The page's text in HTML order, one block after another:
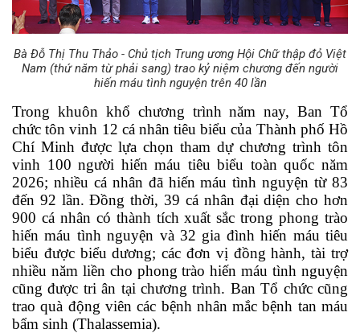
Bà Đỗ Thị Thu Thảo - Chủ tịch Trung ương Hội Chữ thập đỏ Việt
Nam (thứ năm từ phải sang) trao kỷ niệm chương đến người
hiến máu tình nguyện trên 40 lần
Trong khuôn khổ chương trình năm nay, Ban Tổ
chức tôn vinh 12 cá nhân tiêu biểu của Thành phố Hồ
Chí Minh được lựa chọn tham dự chương trình tôn
vinh 100 người hiến máu tiêu biểu toàn quốc năm
2026; nhiều cá nhân đã hiến máu tình nguyện từ 83
đến 92 lần. Đồng thời, 39 cá nhân đại diện cho hơn
900 cá nhân có thành tích xuất sắc trong phong trào
hiến máu tình nguyện và 32 gia đình hiến máu tiêu
biểu được biểu dương; các đơn vị đồng hành, tài trợ
nhiều năm liền cho phong trào hiến máu tình nguyện
cũng được tri ân tại chương trình. Ban Tổ chức cũng
trao quà động viên các bệnh nhân mắc bệnh tan máu
bẩm sinh (Thalassemia).